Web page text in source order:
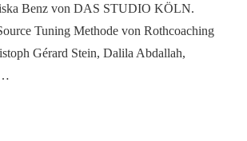
Benz von DAS STUDIO KÖLN.
Tuning Methode von Rothcoaching
Gérard Stein, Dalila Abdallah,